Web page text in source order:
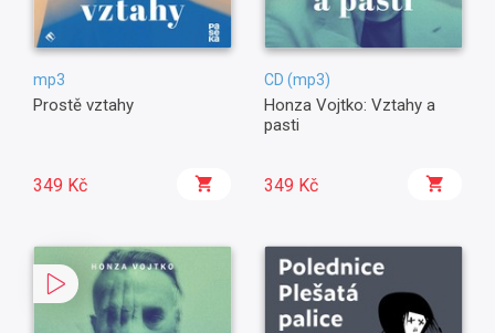
mp3
Prostě vztahy
349 Kč
CD (mp3)
Honza Vojtko: Vztahy a
pasti
349 Kč